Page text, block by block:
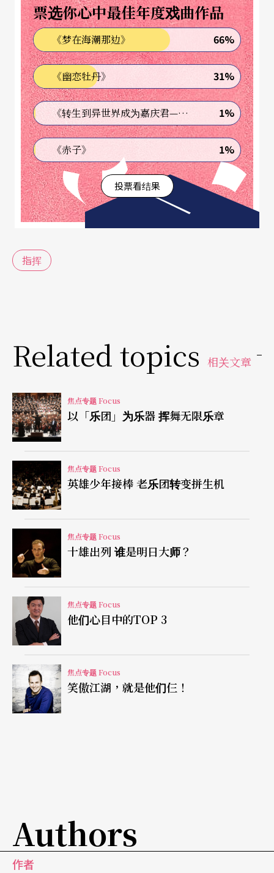
票选你心中最佳年度戏曲作品
《梦在海潮那边》 66%
《幽恋牡丹》 31%
《转生到异世界成为嘉庆君—发现我的祖先是诈骗集团!?》 1%
《赤子》 1%
投票看结果
指挥
Related topics 相关文章
焦点专题 Focus
以「乐团」为乐器 挥舞无限乐章
焦点专题 Focus
英雄少年接棒 老乐团转变拼生机
焦点专题 Focus
十雄出列 谁是明日大师？
焦点专题 Focus
他们心目中的TOP 3
焦点专题 Focus
笑傲江湖，就是他们仨！
Authors
作者